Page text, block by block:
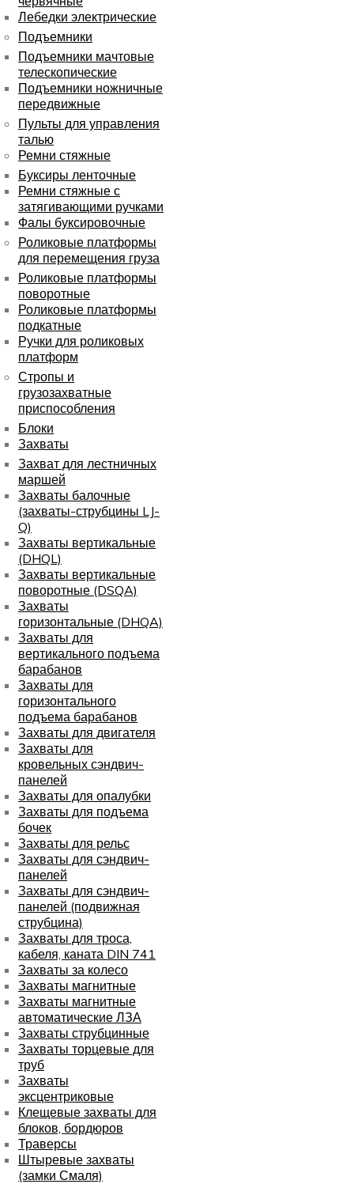
Лебедки электрические
Подъемники
Подъемники мачтовые
телескопические
Подъемники ножничные
передвижные
Пульты для управления
талью
Ремни стяжные
Буксиры ленточные
Ремни стяжные с
затягивающими ручками
Фалы буксировочные
Роликовые платформы
для перемещения груза
Роликовые платформы
поворотные
Роликовые платформы
подкатные
Ручки для роликовых
платформ
Стропы и
грузозахватные
приспособления
Блоки
Захваты
Захват для лестничных
маршей
Захваты балочные
(захваты-струбцины LJ-
Q)
Захваты вертикальные
(DHQL)
Захваты вертикальные
поворотные (DSQA)
Захваты
горизонтальные (DHQA)
Захваты для
вертикального подъема
барабанов
Захваты для
горизонтального
подъема барабанов
Захваты для двигателя
Захваты для
кровельных сэндвич-
панелей
Захваты для опалубки
Захваты для подъема
бочек
Захваты для рельс
Захваты для сэндвич-
панелей
Захваты для сэндвич-
панелей (подвижная
струбцина)
Захваты для троса,
кабеля, каната DIN 741
Захваты за колесо
Захваты магнитные
Захваты магнитные
автоматические ЛЗА
Захваты струбцинные
Захваты торцевые для
труб
Захваты
эксцентриковые
Клещевые захваты для
блоков, бордюров
Траверсы
Штыревые захваты
(замки Смаля)